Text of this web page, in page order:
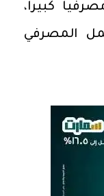
كبيرا،
المصرفي